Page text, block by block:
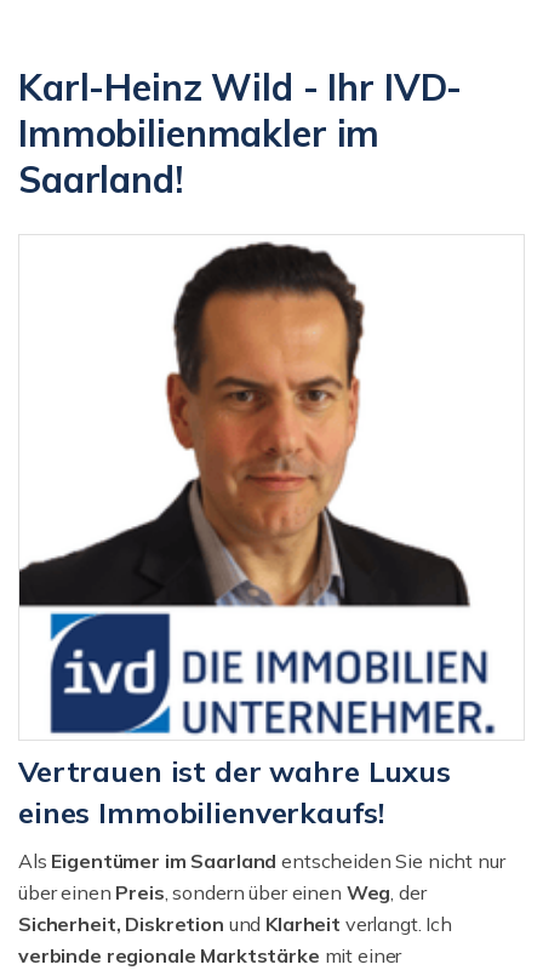
Karl-Heinz Wild - Ihr IVD-
Immobilienmakler im
Saarland!
Vertrauen ist der wahre Luxus
eines Immobilienverkaufs!
Als Eigentümer im Saarland entscheiden Sie nicht nur
über einen Preis, sondern über einen Weg, der
Sicherheit, Diskretion und Klarheit verlangt. Ich
verbinde regionale Marktstärke mit einer